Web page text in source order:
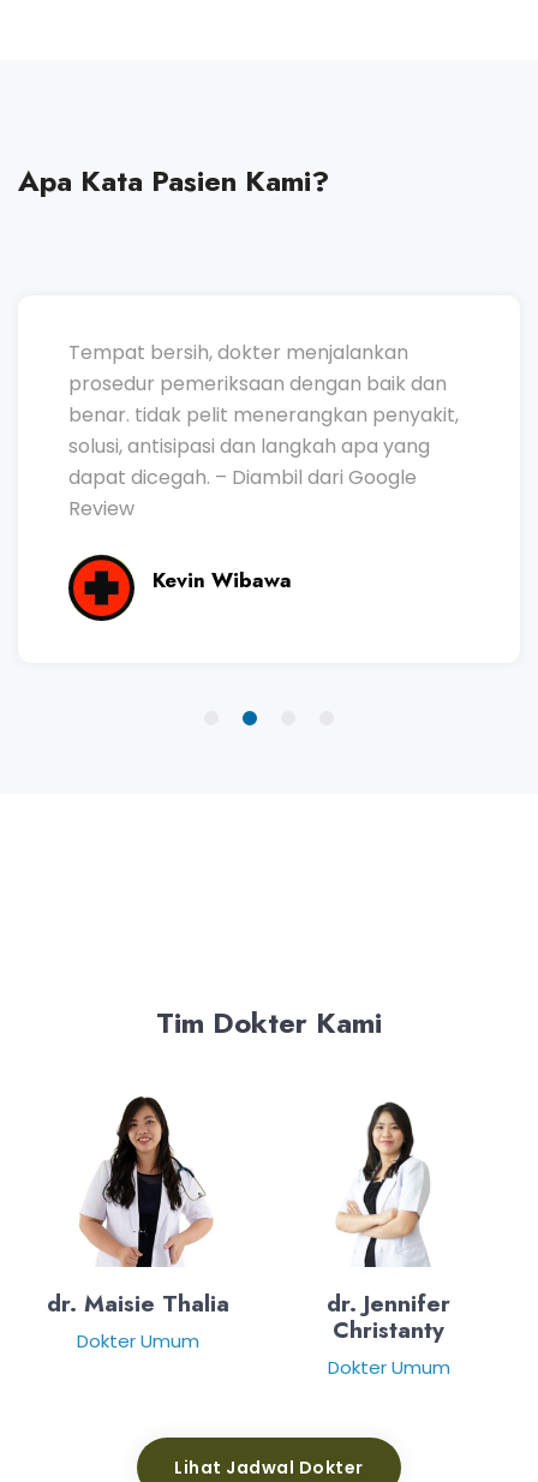
Apa Kata Pasien Kami?
Tempat bersih, dokter menjalankan
prosedur pemeriksaan dengan baik dan
benar. tidak pelit menerangkan penyakit,
solusi, antisipasi dan langkah apa yang
dapat dicegah. – Diambil dari Google
Review
Kevin Wibawa
Tim Dokter Kami
dr. Maisie Thalia
Dokter Umum
dr. Jennifer
Christanty
Dokter Umum
Lihat Jadwal Dokter